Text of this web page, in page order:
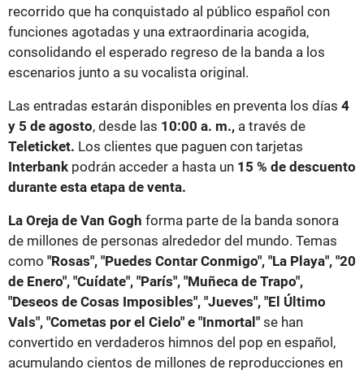
recorrido que ha conquistado al público español con
funciones agotadas y una extraordinaria acogida,
consolidando el esperado regreso de la banda a los
escenarios junto a su vocalista original.
Las entradas estarán disponibles en preventa los días 4
y 5 de agosto, desde las 10:00 a. m., a través de
Teleticket. Los clientes que paguen con tarjetas
Interbank podrán acceder a hasta un 15 % de descuento
durante esta etapa de venta.
La Oreja de Van Gogh forma parte de la banda sonora
de millones de personas alrededor del mundo. Temas
como "Rosas", "Puedes Contar Conmigo", "La Playa", "20
de Enero", "Cuídate", "París", "Muñeca de Trapo",
"Deseos de Cosas Imposibles", "Jueves", "El Último
Vals", "Cometas por el Cielo" e "Inmortal" se han
convertido en verdaderos himnos del pop en español,
acumulando cientos de millones de reproducciones en